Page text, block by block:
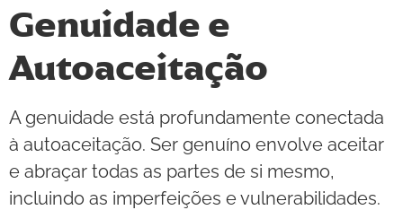
Genuidade e
Autoaceitação
A genuidade está profundamente conectada
à autoaceitação. Ser genuíno envolve aceitar
e abraçar todas as partes de si mesmo,
incluindo as imperfeições e vulnerabilidades.